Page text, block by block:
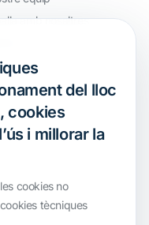
amb nosaltres
del lloc
cookies
i millorar la
cookies no
tècniques